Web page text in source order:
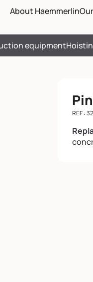
About Haemmerlin
equipment
REF :